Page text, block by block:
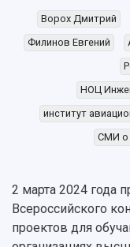
НАЗАД
Об
История
Ключевые
Ученый совет
Ректорат
Главные
Бортжурнал
Объявления
СМИ об
Пресс-центр
Газета "Полет"
Почему я
Абитуриенту
Бакалавриат и
Формы
Учебные планы
Научно-
Основные
Научные
Подготовка
работников
Научно-
Научные
Ворох Дмитрий
Филинов Евгений
НОЦ
институт
СМИ о
2 марта 2024 года
Всероссийского
проектов для